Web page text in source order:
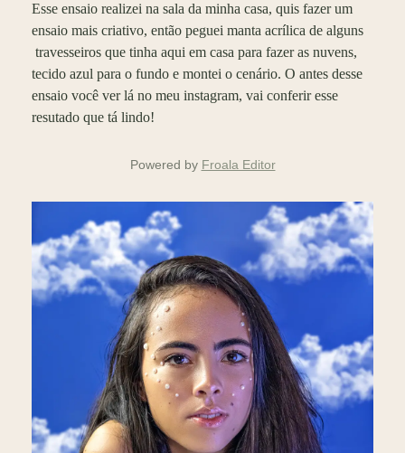
Esse ensaio realizei na sala da minha casa, quis fazer um
ensaio mais criativo, então peguei manta acrílica de alguns
travesseiros que tinha aqui em casa para fazer as nuvens,
tecido azul para o fundo e montei o cenário. O antes desse
ensaio você ver lá no meu instagram, vai conferir esse
resutado que tá lindo!
Powered by Froala Editor